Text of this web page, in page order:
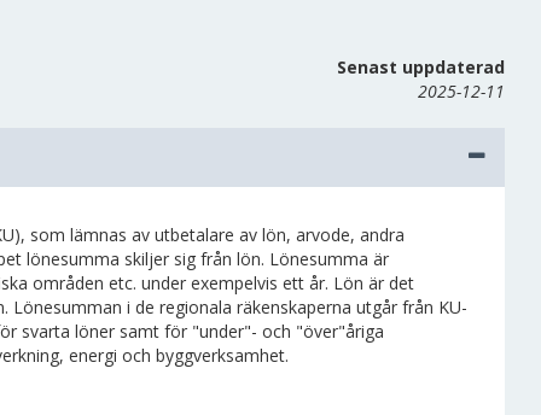
Senast uppdaterad
2025-12-11
som lämnas av utbetalare av lön, arvode, andra
lönesumma skiljer sig från lön. Lönesumma är
områden etc. under exempelvis ett år. Lön är det
i de regionala räkenskaperna utgår från KU-
svarta löner samt för "under"- och "över"åriga
energi och byggverksamhet.